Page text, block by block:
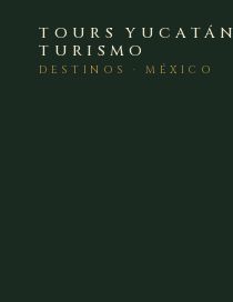
TOURS YUCATÁN
TURISMO
DESTINOS · MÉXICO